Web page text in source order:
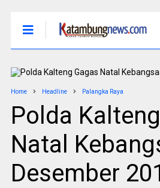
Home Headline Palangka Raya
Polda
Natal
Desember